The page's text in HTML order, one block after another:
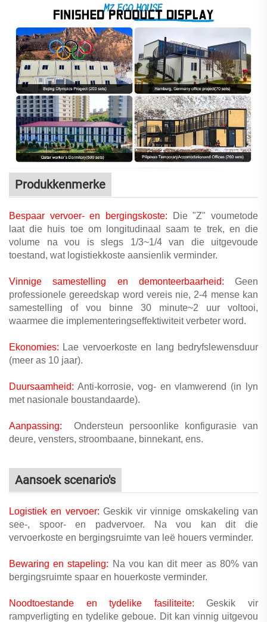
Produkkenmerke
Bespaar vervoer- en bergingskoste:
Die "Z" voumetode
laat die huis toe om longitudinaal saam te trek, en die
volume na vou is slegs 1/3~1/4 van die uitgevoude
toestand, wat logistiekkoste aansienlik verminder.
Vinnige samestelling en demonteerbaarheid: Geen
professionele gereedskap word vereis nie, 2-4 mense kan
samestelling of vou binne 30 minute~2 uur voltooi,
waarmee die implementeringseffektiwiteit verbeter word.
Ekonomies: Lae vervoerkoste en lang bedryfslewensduur
(meer as 10 jaar).
Duursaamheid: Anti-korrosie, vog- en vlamwerend (in lyn
met nasionale boustandaarde).
Aanpassing:
Ondersteun persoonlike konfigurasie van
deure, vensters, stroombaane, binnekant, ens.
Aansoek scenario's
Logistiek en vervoer:Geskik vir vinnige omskakeling van
see-, spoor- en padvervoer. Na vou kan dit die
vervoerkoste en bergingsruimte van leë houers verminder.
Bewaring en stapeling: Na vou kan dit meer as 80% van
bergingsruimte spaar en houerkoste verminder.
Noodtoestande en tydelike fasiliteite:Geskik vir
rampverligting en tydelike geboue. Dit kan vinnig uitgevou